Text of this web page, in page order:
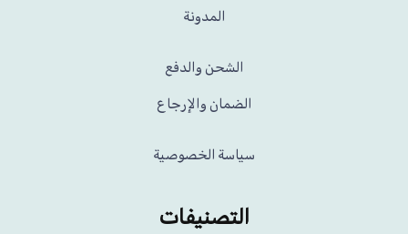
المدونة
الشحن والدفع
الضمان والإرجاع
سياسة الخصوصية
التصنيفات